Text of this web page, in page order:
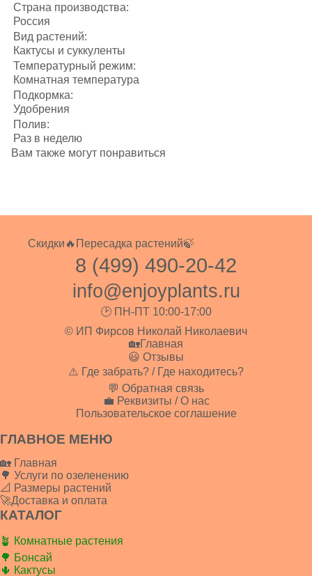
Страна производства:
Россия
Вид растений:
Кактусы и суккуленты
Температурный режим:
Комнатная температура
Подкормка:
Удобрения
Полив:
Раз в неделю
Вам также могут понравиться
Скидки🔥 Пересадка растений🍃
8 (499) 490-20-42
info@enjoyplants.ru
🕑 ПН-ПТ 10:00-17:00
© ИП Фирсов Николай Николаевич
🏡Главная
😃 Отзывы
⚠️ Где забрать? / Где находитесь?
💬 Обратная связь
💼 Реквизиты / О нас
Пользовательское соглашение
ГЛАВНОЕ МЕНЮ
🏡 Главная
🌳 Услуги по озеленению
📐 Размеры растений
🚀Доставка и оплата
КАТАЛОГ
🪴 Комнатные растения
🌳 Бонсай
🌵 Кактусы